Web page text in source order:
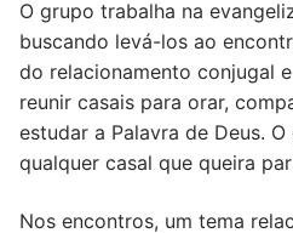
O grupo trabalha na
buscando levá-los ao
do relacionamento conjugal
reunir casais para orar,
estudar a Palavra de Deus.
qualquer casal que queira
Nos encontros, um tema